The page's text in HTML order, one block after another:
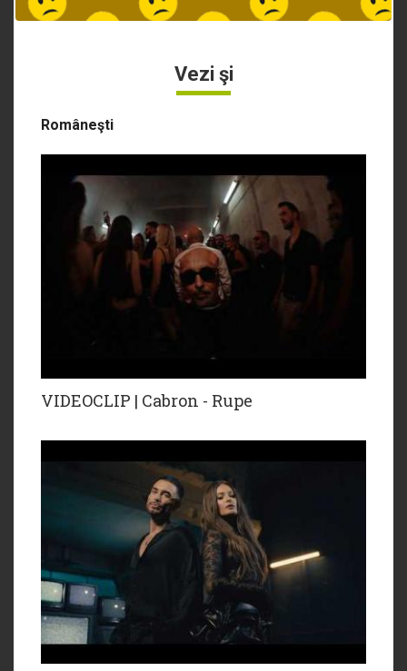
Vezi şi
Româneşti
VIDEOCLIP | Cabron - Rupe